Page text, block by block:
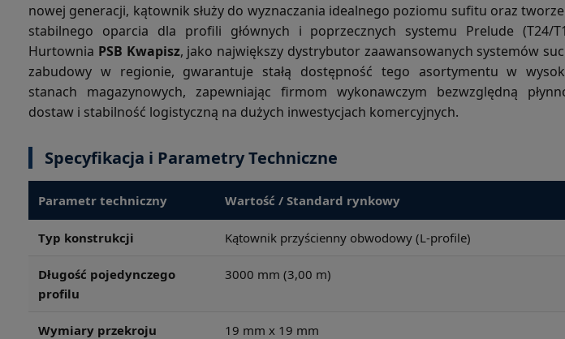
nowej generacji, kątownik służy do wyznaczania idealnego poziomu sufitu oraz
stabilnego oparcia dla profili głównych i poprzecznych systemu Prelude (T24/
Hurtownia PSB Kwapisz, jako największy dystrybutor zaawansowanych systemów
zabudowy w regionie, gwarantuje stałą dostępność tego asortymentu w
stanach magazynowych, zapewniając firmom wykonawczym bezwzględną
dostaw i stabilność logistyczną na dużych inwestycjach komercyjnych.
Specyfikacja i Parametry Techniczne
Parametr techniczny Wartość / Standard rynkowy
Typ konstrukcji Kątownik przyścienny obwodowy (L-profile)
Długość pojedynczego
profilu
3000 mm (3,00 m)
Wymiary przekroju
19 mm x 19 mm